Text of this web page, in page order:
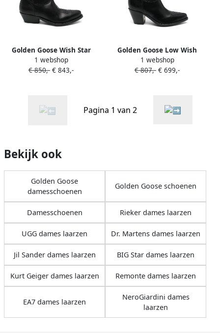
Golden Goose Wish Star
Low laarzen Zwart
1 webshop
€ 850,- € 843,-
Golden Goose Low Wish
Star laarzen Zwart
1 webshop
€ 807,- € 699,-
Pagina 1 van 2
Bekijk ook
Golden Goose
damesschoenen
Golden Goose schoenen
Damesschoenen Rieker dames laarzen
UGG dames laarzen Dr. Martens dames laarzen
Jil Sander dames laarzen BIG Star dames laarzen
Kurt Geiger dames laarzen Remonte dames laarzen
EA7 dames laarzen
NeroGiardini dames
laarzen